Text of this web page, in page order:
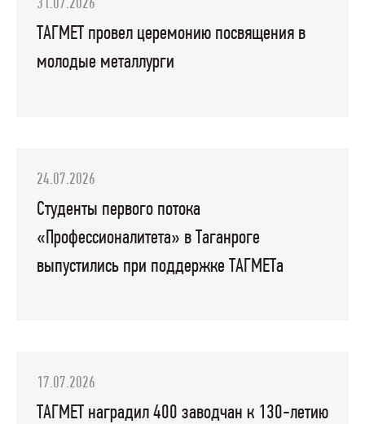
31.07.2026
ТАГМЕТ провел церемонию посвящения в
молодые металлурги
24.07.2026
Студенты первого потока
«Профессионалитета» в Таганроге
выпустились при поддержке ТАГМЕТа
17.07.2026
ТАГМЕТ наградил 400 заводчан к 130-летию